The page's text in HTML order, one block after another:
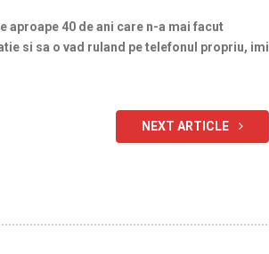
aproape 40 de ani care n-a mai facut
si sa o vad ruland pe telefonul propriu, imi
NEXT ARTICLE